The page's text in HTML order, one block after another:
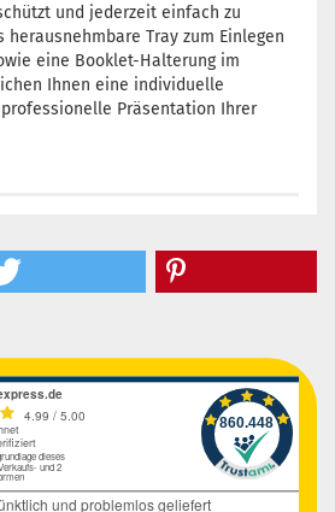
und jederzeit einfach zu
herausnehmbare Tray zum Einlegen
eine Booklet-Halterung im
Ihnen eine individuelle
Präsentation Ihrer